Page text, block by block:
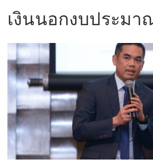
เงินนอกงบประมา